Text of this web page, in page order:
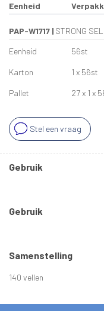
Eenheid
PAP-W1717 | STRONG
Eenheid
56st
Karton 1 x 56st
Pallet 27 x 1 x
Stel een vraag
Gebruik
Gebruik
Samenstelling
140 vellen